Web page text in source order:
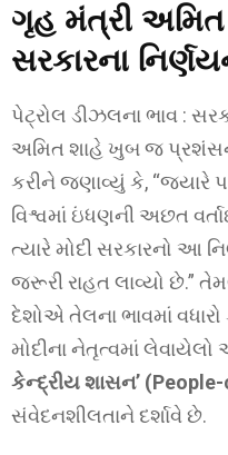
ગૃહ મંત્રી અમિત
સરકારના
પેટ્રોલ ડીઝલના ભાવ :
અમિત શાહે ખુબ જ
કરીને જણાવ્યું કે, “જ્યારે
વિશ્વમાં ઇંધણની અછત
ત્યારે મોદી સરકારનો આ
જરૂરી રાહત લાવ્યો છે.”
દેશોએ તેલના ભાવમાં વધારો
મોદીના નેતૃત્વમાં
કેન્દ્રીય શાસન’
સંવેદનશીલતાને દર્શાવે છે.